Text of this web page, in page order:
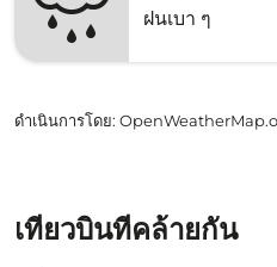
ฝนเบา ๆ
ดำเนินการโดย:
เที่ยวบินที่คล้ายกัน